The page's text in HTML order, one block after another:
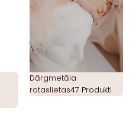
Dārgmetāla
rotaslietas47 Produkti